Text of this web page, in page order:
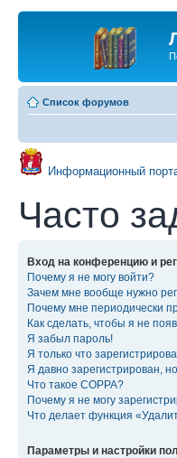
Список форумов
Информационный
Часто
Вход на конференцию и
Почему я не могу войти?
Зачем мне вообще нужно
Почему мне периодически
Как сделать, чтобы я не
Я забыл пароль!
Я только что
Я давно зарегистрирован,
Что такое COPPA?
Почему я не могу
Что делает функция
Параметры и настройки